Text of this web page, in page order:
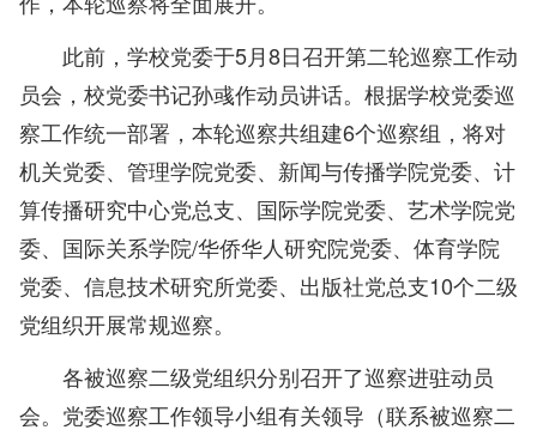
此前，学校党委于5月8日召开第二轮巡察工作动
员会，校党委书记孙彧作动员讲话。根据学校党委巡
察工作统一部署，本轮巡察共组建6个巡察组，将对
机关党委、管理学院党委、新闻与传播学院党委、计
算传播研究中心党总支、国际学院党委、艺术学院党
委、国际关系学院/华侨华人研究院党委、体育学院
党委、信息技术研究所党委、出版社党总支10个二级
党组织开展常规巡察。
各被巡察二级党组织分别召开了巡察进驻动员
会。党委巡察工作领导小组有关领导（联系被巡察二